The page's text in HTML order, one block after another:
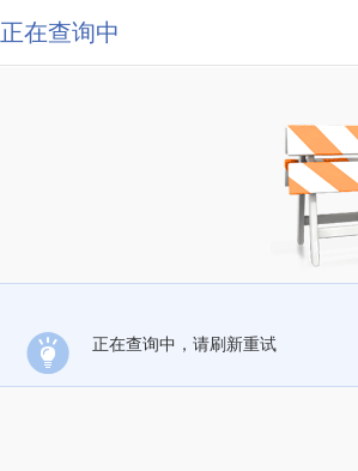
正在查询中
正在查询中，请刷新重试